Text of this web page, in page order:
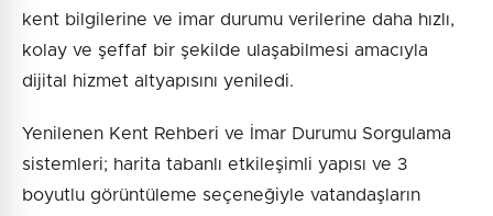
kent bilgilerine ve imar durumu verilerine daha hızlı,
kolay ve şeffaf bir şekilde ulaşabilmesi amacıyla
dijital hizmet altyapısını yeniledi.
Yenilenen Kent Rehberi ve İmar Durumu Sorgulama
sistemleri; harita tabanlı etkileşimli yapısı ve 3
boyutlu görüntüleme seçeneğiyle vatandaşların